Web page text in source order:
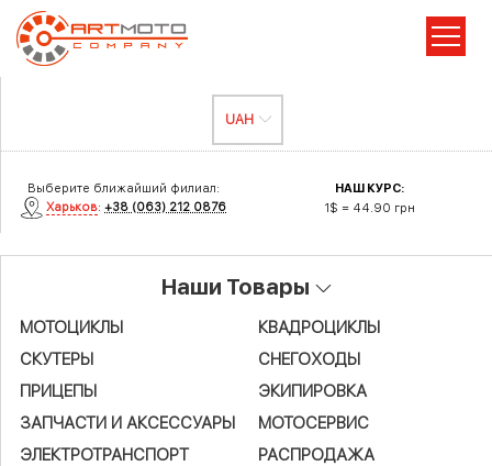
Выберите ближайший филиал:
Харьков:+38 (063) 212 0876
НАШ КУРС:
1$ = 44.90 грн
Наши Товары
МОТОЦИКЛЫ
КВАДРОЦИКЛЫ
СКУТЕРЫ
СНЕГОХОДЫ
ПРИЦЕПЫ
ЭКИПИРОВКА
ЗАПЧАСТИ И АКСЕСCУАРЫ
МОТОСЕРВИС
ЭЛЕКТРОТРАНСПОРТ
РАСПРОДАЖА